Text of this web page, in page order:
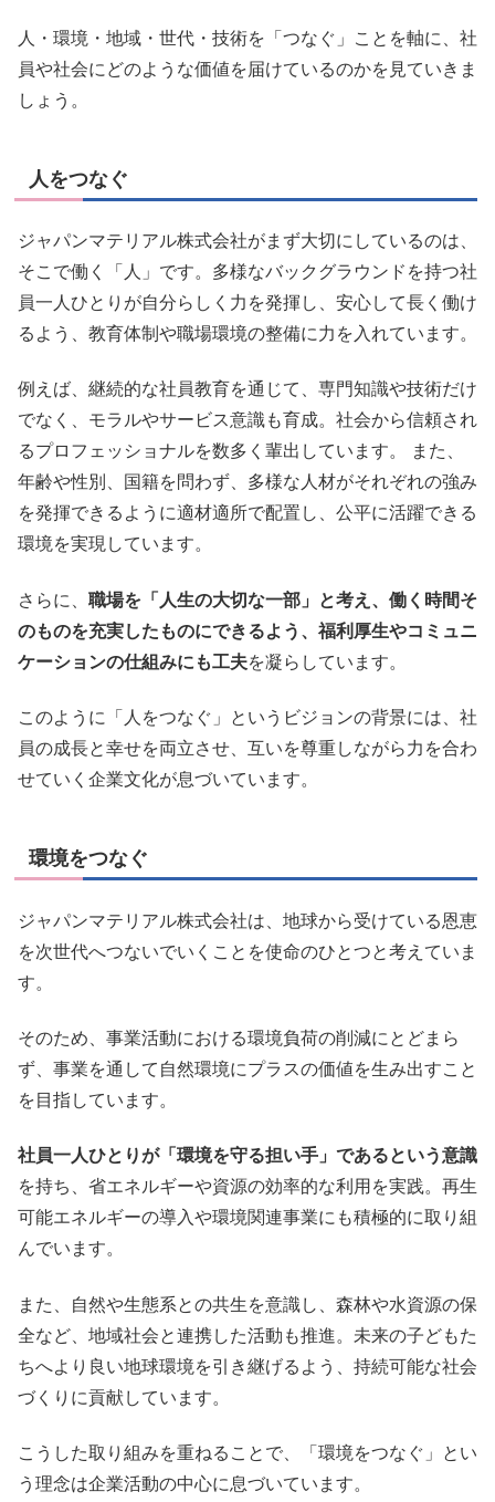
人・環境・地域・世代・技術を「つなぐ」ことを軸に、社
員や社会にどのような価値を届けているのかを見ていきま
しょう。
人をつなぐ
ジャパンマテリアル株式会社がまず大切にしているのは、
そこで働く「人」です。多様なバックグラウンドを持つ社
員一人ひとりが自分らしく力を発揮し、安心して長く働け
るよう、教育体制や職場環境の整備に力を入れています。
例えば、継続的な社員教育を通じて、専門知識や技術だけ
でなく、モラルやサービス意識も育成。社会から信頼され
るプロフェッショナルを数多く輩出しています。 また、
年齢や性別、国籍を問わず、多様な人材がそれぞれの強み
を発揮できるように適材適所で配置し、公平に活躍できる
環境を実現しています。
さらに、 職場を「人生の大切な一部」と考え、働く時間そ
のものを充実したものにできるよう、福利厚生やコミュニ
ケーションの仕組みにも工夫を凝らしています。
このように「人をつなぐ」というビジョンの背景には、社
員の成長と幸せを両立させ、互いを尊重しながら力を合わ
せていく企業文化が息づいています。
環境をつなぐ
ジャパンマテリアル株式会社は、地球から受けている恩恵
を次世代へつないでいくことを使命のひとつと考えていま
す。
そのため、事業活動における環境負荷の削減にとどまら
ず、事業を通して自然環境にプラスの価値を生み出すこと
を目指しています。
社員一人ひとりが「環境を守る担い手」であるという意識
を持ち、省エネルギーや資源の効率的な利用を実践。再生
可能エネルギーの導入や環境関連事業にも積極的に取り組
んでいます。
また、自然や生態系との共生を意識し、森林や水資源の保
全など、地域社会と連携した活動も推進。未来の子どもた
ちへより良い地球環境を引き継げるよう、持続可能な社会
づくりに貢献しています。
こうした取り組みを重ねることで、「環境をつなぐ」とい
う理念は企業活動の中心に息づいています。